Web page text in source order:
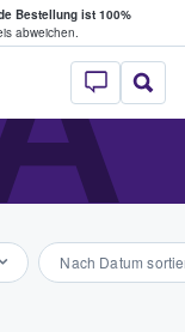
Bestellung ist 100%
abweichen.
- Wo
Nach Datum